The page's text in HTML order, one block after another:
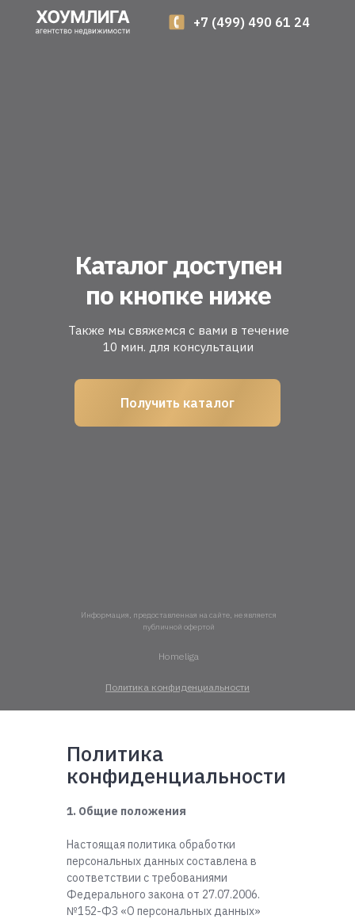
+7 (499) 490 61 24
Информация, предоставленная на сайте, не является
публичной офертой
Политика конфиденциальности
Homeliga
Каталог доступен
по кнопке ниже
Получить каталог
Также мы свяжемся с вами в течение
10 мин. для консультации
Политика
конфиденциальности
1. Общие положения
Настоящая политика обработки
персональных данных составлена в
соответствии с требованиями
Федерального закона от 27.07.2006.
№152-ФЗ «О персональных данных»